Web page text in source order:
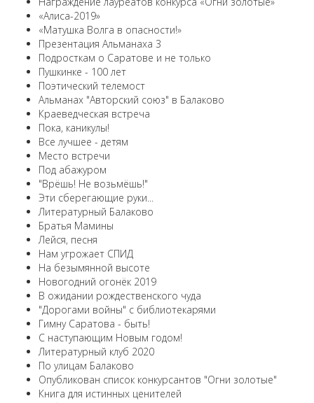
«Алиса-2019»
«Матушка Волга в опасности!»
Презентация Альманаха 3
Подросткам о Саратове и не только
Пушкинке - 100 лет
Поэтический телемост
Альманах "Авторский союз" в Балаково
Краеведческая встреча
Пока, каникулы!
Все лучшее - детям
Место встречи
Под абажуром
"Врёшь! Не возьмёшь!"
Эти сберегающие руки...
Литературный Балаково
Братья Мамины
Лейся, песня
Нам угрожает СПИД
На безымянной высоте
Новогодний огонёк 2019
В ожидании рождественского чуда
"Дорогами войны" с библиотекарями
Гимну Саратова - быть!
С наступающим Новым годом!
Литературный клуб 2020
По улицам Балаково
Опубликован список конкурсантов "Огни золотые"
Книга для истинных ценителей